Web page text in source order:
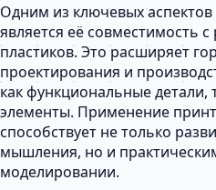
Одним из ключевых
является её совместимость
пластиков. Это расширяет
проектирования и
как функциональные детали,
элементы. Применение
способствует не только
мышления, но и
моделировании.